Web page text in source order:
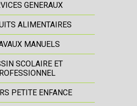
GENERAUX
ALIMENTAIRES
MANUELS
SCOLAIRE ET
PETITE ENFANCE